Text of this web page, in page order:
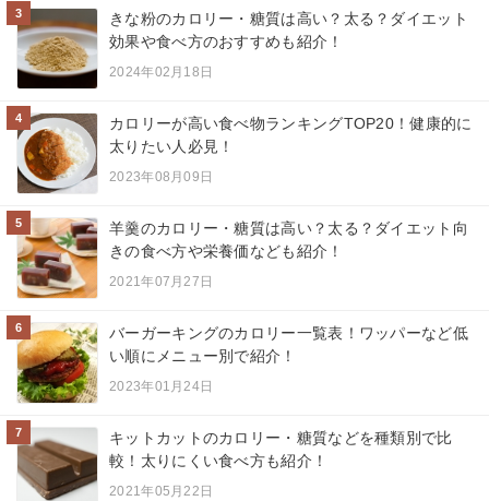
3
きな粉のカロリー・糖質は高い？太る？ダイエット
効果や食べ方のおすすめも紹介！
2024年02月18日
4
カロリーが高い食べ物ランキングTOP20！健康的に
太りたい人必見！
2023年08月09日
5
羊羹のカロリー・糖質は高い？太る？ダイエット向
きの食べ方や栄養価なども紹介！
2021年07月27日
6
バーガーキングのカロリー一覧表！ワッパーなど低
い順にメニュー別で紹介！
2023年01月24日
7
キットカットのカロリー・糖質などを種類別で比
較！太りにくい食べ方も紹介！
2021年05月22日